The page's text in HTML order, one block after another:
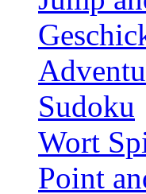
Sudoku
Wort
Point